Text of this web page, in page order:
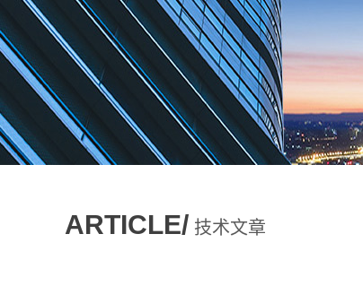
ARTICLE/ 技术文章